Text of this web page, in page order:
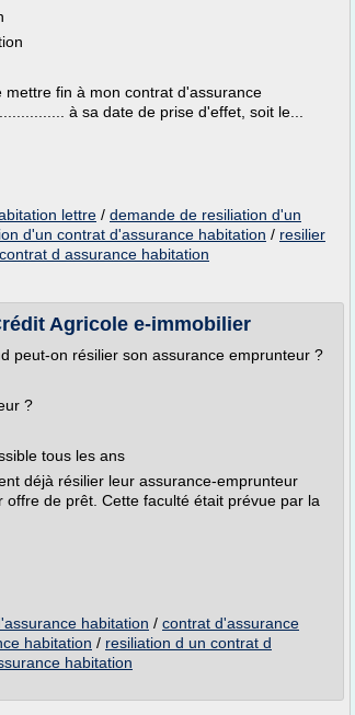
fin à mon contrat d'assurance
à sa date de prise d'effet, soit le...
lettre / demande de resiliation d'un
d'un contrat d'assurance habitation / resilier
d assurance habitation
Agricole e-immobilier
peut-on résilier son assurance emprunteur ?
?
tous les ans
déjà résilier leur assurance-emprunteur
de prêt. Cette faculté était prévue par la
habitation / contrat d'assurance
habitation / resiliation d un contrat d
habitation